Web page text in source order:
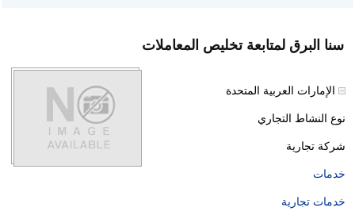
سنا البرق لمتابعة تخليص المعاملات
الإمارات العربية المتحدة
نوع النشاط التجاري
شركة تجارية
خدمات
خدمات تجارية